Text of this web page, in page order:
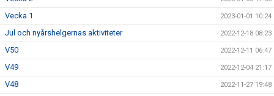
Vecka 1 2023-01-01 10:24
Jul och nyårshelgernas aktiviteter 2022-12-18 08:23
V50 2022-12-11 06:47
V49 2022-12-04 21:17
V48 2022-11-27 19:48